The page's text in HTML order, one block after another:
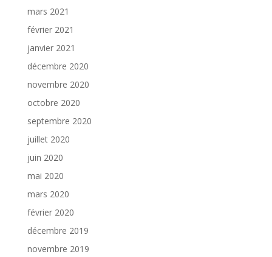
mars 2021
février 2021
janvier 2021
décembre 2020
novembre 2020
octobre 2020
septembre 2020
juillet 2020
juin 2020
mai 2020
mars 2020
février 2020
décembre 2019
novembre 2019